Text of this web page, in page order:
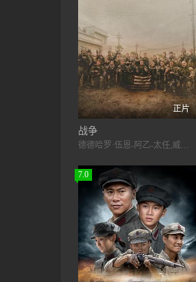
正片
战争
德德哈罗·伍恩-阿乙-太任,威尔·保尔特,约瑟夫·奎恩,查尔斯·梅尔顿,柯斯莫·贾维斯,基特·康纳,芬恩·本尼特,泰勒·约翰·史密斯,迈克尔·甘多菲尼,阿丹·布拉德利,诺亚·琴蒂内奥,埃文·霍茲曼,亨利·扎格,亚伦·迪金斯
7.0